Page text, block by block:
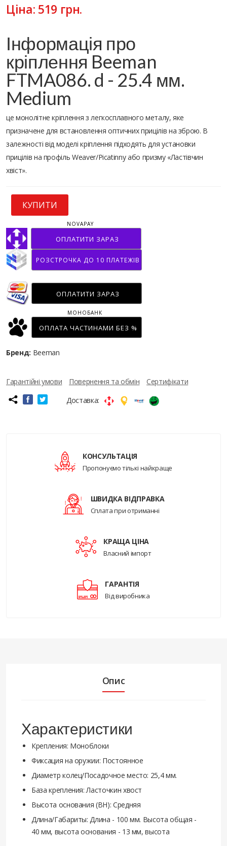
Ціна: 519 грн.
Інформація про
кріплення Beeman
FTMA086. d - 25.4 мм.
Medium
це монолітне кріплення з легкосплавного металу, яке
призначене для встановлення оптичних прицілів на зброю. В
залежності від моделі кріплення підходять для установки
прицілів на профіль Weaver/Picatinny або призму «Ластівчин
хвіст».
КУПИТИ
ОПЛАТИТИ ЗАРАЗ
NOVAPAY
РОЗСТРОЧКА ДО 10 ПЛАТЕЖІВ
ОПЛАТИТИ ЗАРАЗ
ОПЛАТА ЧАСТИНАМИ БЕЗ %
МОНОБАНК
Бренд: Beeman
Гарантійні умови Повернення та обмін
Сертифікати
Доставка:
КОНСУЛЬТАЦІЯ
Пропонуємо тількі найкраще
ШВИДКА ВІДПРАВКА
Сплата при отриманні
КРАЩА ЦІНА
Власний імпорт
ГАРАНТІЯ
Від виробника
Опис
Характеристики
Крепления: Моноблоки
Фиксация на оружии: Постоянное
Диаметр колец/Посадочное место: 25,4 мм.
База крепления: Ласточкин хвост
Высота основания (BH): Средняя
Длина/Габариты: Длина - 100 мм. Высота общая -
40 мм, высота основания - 13 мм, высота